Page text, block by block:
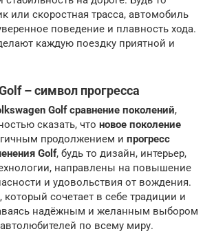
или скоростная трасса, автомобиль
поведение и плавность хода.
каждую поездку приятной и
– символ прогресса
Golf сравнение поколений,
сказать, что новое поколение
продолжением и прогресс
Golf, будь то дизайн, интерьер,
направлены на повышение
и удовольствия от вождения.
сочетает в себе традиции и
надёжным и желанным выбором
по всему миру.